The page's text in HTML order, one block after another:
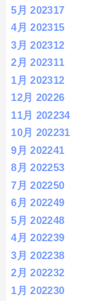
5月 202317
4月 202315
3月 202312
2月 202311
1月 202312
12月 20226
11月 202234
10月 202231
9月 202241
8月 202253
7月 202250
6月 202249
5月 202248
4月 202239
3月 202238
2月 202232
1月 202230